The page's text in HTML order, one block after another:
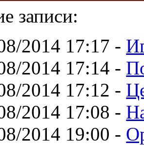
записи:
2014 17:17 -
2014 17:14 -
2014 17:12 -
2014 17:08 -
2014 19:00 -